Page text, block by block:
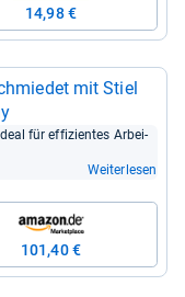
14,98 €
mit Stiel
für effi­zi­en­tes Arbei­
Weiterlesen
101,40 €